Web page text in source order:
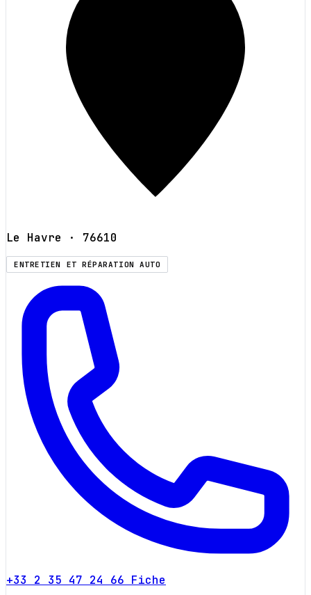
Le Havre · 76610
ENTRETIEN ET RÉPARATION AUTO
+33 2 35 47 24 66 Fiche